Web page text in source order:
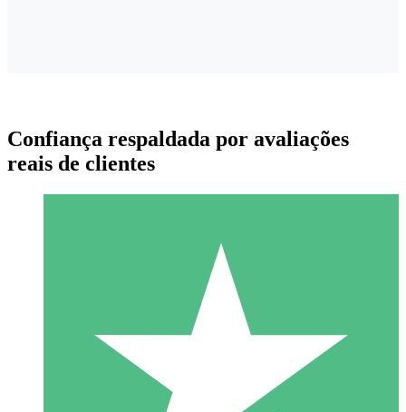
Pacotes de Créditos Individuais
Pague conforme o uso com créditos de download. Sem
Confiança respaldada por avaliações
reais de clientes